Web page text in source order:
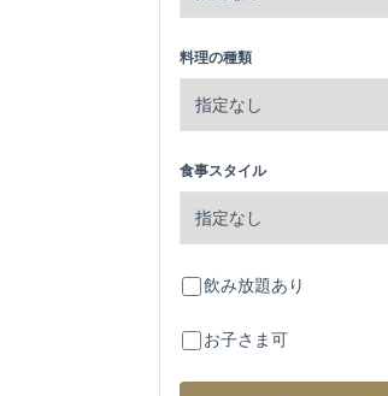
料理の種類
食事スタイル
飲み放題あり
お子さま可